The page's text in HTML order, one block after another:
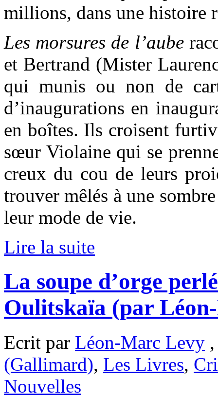
millions, dans une histoire
Les morsures de l’aube
et Bertrand (Mister
qui munis ou non de
d’inaugurations en
en boîtes. Ils croisent
sœur Violaine qui se
creux du cou de leurs
trouver mêlés à une
leur mode de vie.
Lire la suite
La soupe d’orge
Oulitskaïa (par
Ecrit par Léon-Marc Levy
(Gallimard), Les Livres,
Nouvelles